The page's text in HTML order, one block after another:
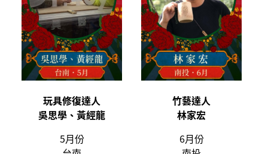
玩具修復達人
吳思學、黃經龍
竹藝達人
林家宏
5月份
6月份